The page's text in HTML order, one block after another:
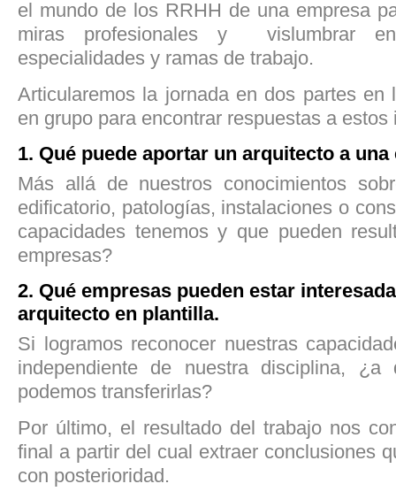
el mundo de los RRHH de una empresa
miras profesionales y vislumbrar
especialidades y ramas de trabajo.
Articularemos la jornada en dos partes en
en grupo para encontrar respuestas a estos
1. Qué puede aportar un arquitecto a una
Más allá de nuestros conocimientos
edificatorio, patologías, instalaciones o
capacidades tenemos y que pueden
empresas?
2. Qué empresas pueden estar
arquitecto en plantilla.
Si logramos reconocer nuestras
independiente de nuestra disciplina, ¿a
podemos transferirlas?
Por último, el resultado del trabajo nos
final a partir del cual extraer conclusiones
con posterioridad.